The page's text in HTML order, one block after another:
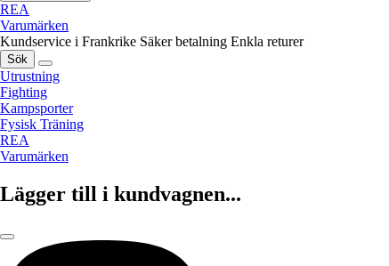
REA
Varumärken
Kundservice i Frankrike Säker betalning Enkla returer
Sök
Utrustning
Fighting
Kampsporter
Fysisk Träning
REA
Varumärken
Lägger till i kundvagnen...